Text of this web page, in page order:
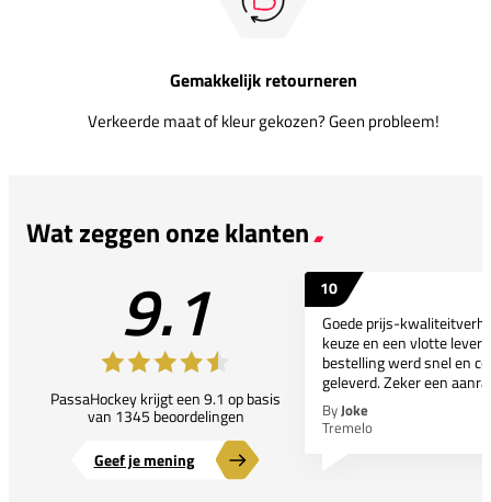
Gemakkelijk retourneren
Verkeerde maat of kleur gekozen? Geen probleem!
Wat zeggen onze klanten
9.1
PassaHockey krijgt een 9.1 op basis
van 1345 beoordelingen
Geef je mening
10
Goede prijs-
keuze en een vlotte
bestelling werd snel en
geleverd. Zeker een
ByJoke
Tremelo